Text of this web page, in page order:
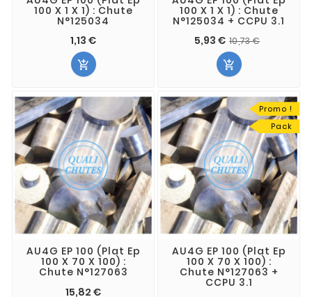
100 X 1 X 1) : Chute
N°125034
1,13 €

100 X 1 X 1) : Chute
N°125034 + CCPU 3.1
5,93 € 10,73 €

AU4G EP 100 (Plat Ep
100 X 70 X 100) :
Chute N°127063
15,82 €
Promo !
Pack
AU4G EP 100 (Plat Ep
100 X 70 X 100) :
Chute N°127063 +
CCPU 3.1